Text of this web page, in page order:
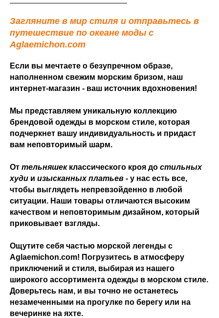
Загляните в мир стиля и отправьтесь в
путешествие по океане моды с
Aglaemichon.com
Если вы мечтаете о безупречном образе,
наполненном свежим морским бризом, наш
интернет-магазин - ваш источник вдохновения!
Мы представляем уникальную коллекцию
брендовой одежды в морском стиле, которая
подчеркнет вашу индивидуальность и придаст
вам неповторимый шарм.
От тельняшекклассического кроя до стильных
худи и изысканных платьев - у нас есть все,
чтобы выглядеть непревзойденно в любой
ситуации. Наши товары отличаются высоким
качеством и неповторимым дизайном, который
приковывает взгляды.
Ощутите себя частью морской легенды с
Aglaemichon.com! Погрузитесь в атмосферу
приключений и стиля, выбирая из нашего
широкого ассортимента одежды в морском стиле.
Доверьтесь нам, и вы точно не останетесь
незамеченными на прогулке по берегу или на
вечеринке на яхте.